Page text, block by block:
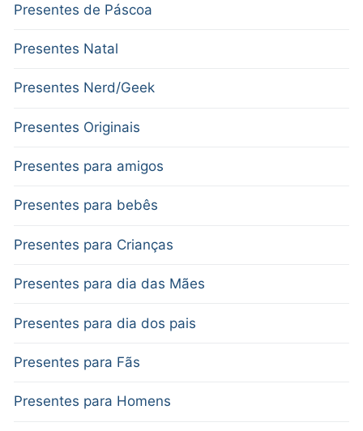
Presentes de Páscoa
Presentes Natal
Presentes Nerd/Geek
Presentes Originais
Presentes para amigos
Presentes para bebês
Presentes para Crianças
Presentes para dia das Mães
Presentes para dia dos pais
Presentes para Fãs
Presentes para Homens